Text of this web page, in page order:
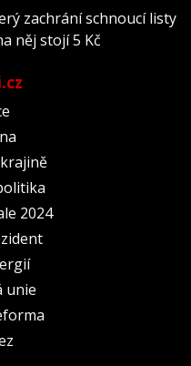
zachrání schnoucí listy
něj stojí 5 Kč
2024
unie